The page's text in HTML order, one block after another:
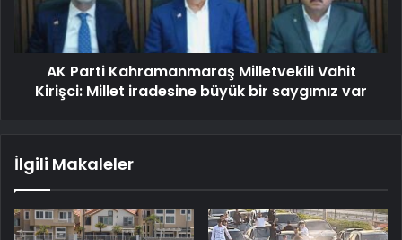
AK Parti Kahramanmaraş Milletvekili Vahit
Kirişci: Millet iradesine büyük bir saygımız var
İlgili Makaleler